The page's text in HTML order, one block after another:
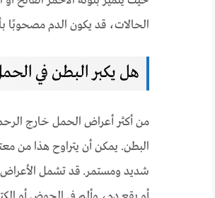
الحالات، قد يكون الدم مصحوبًا
هل يكبر البطن في
من أكثر أعراض الحمل خارج
البطن. يمكن أن يتراوح هذا من
شديد ومستمر. قد تشمل الأعراض